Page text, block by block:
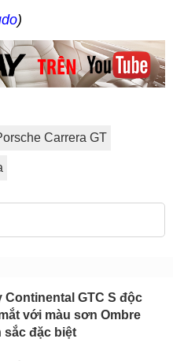
)
Carrera GT
Continental GTC S độc
với màu sơn Ombre
sắc đặc biệt